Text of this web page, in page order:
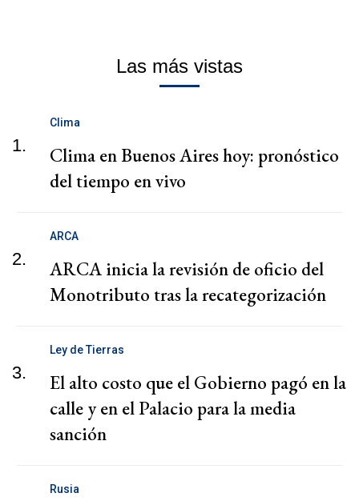
Las más vistas
1.
Clima
Clima en Buenos Aires hoy: pronóstico
del tiempo en vivo
2.
ARCA
ARCA inicia la revisión de oficio del
Monotributo tras la recategorización
3.
Ley de Tierras
El alto costo que el Gobierno pagó en la
calle y en el Palacio para la media
sanción
Rusia